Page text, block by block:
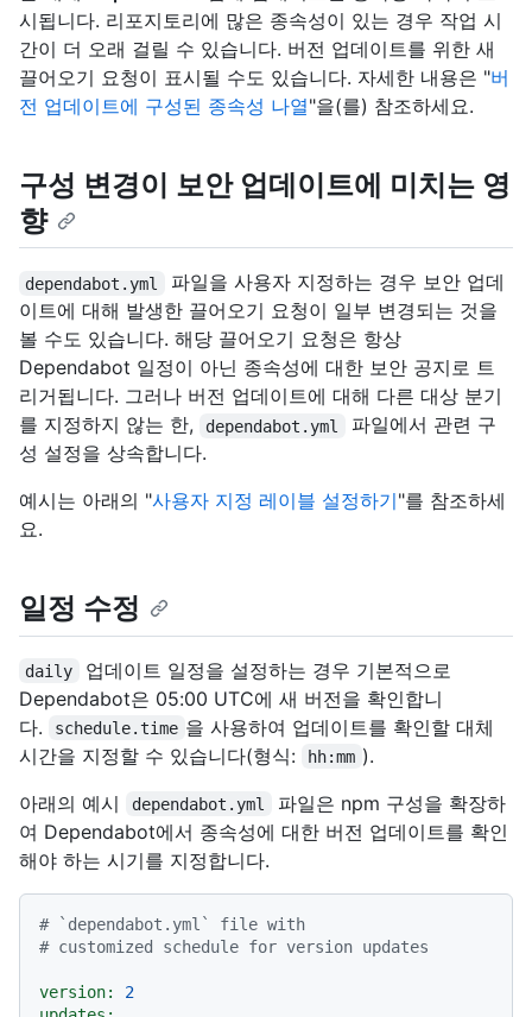
시됩니다. 리포지토리에 많은 종속성이 있는 경우 작업 시
간이 더 오래 걸릴 수 있습니다. 버전 업데이트를 위한 새
끌어오기 요청이 표시될 수도 있습니다. 자세한 내용은 "버
전 업데이트에 구성된 종속성 나열"을(를) 참조하세요.
구성 변경이 보안 업데이트에 미치는 영
향
dependabot.yml
파일을 사용자 지정하는 경우 보안 업데
이트에 대해 발생한 끌어오기 요청이 일부 변경되는 것을
볼 수도 있습니다. 해당 끌어오기 요청은 항상
Dependabot 일정이 아닌 종속성에 대한 보안 공지로 트
리거됩니다. 그러나 버전 업데이트에 대해 다른 대상 분기
를 지정하지 않는 한,
dependabot.yml
파일에서 관련 구
성 설정을 상속합니다.
예시는 아래의 "사용자 지정 레이블 설정하기"를 참조하세
요.
일정 수정
daily
업데이트 일정을 설정하는 경우 기본적으로
Dependabot은 05:00 UTC에 새 버전을 확인합니
다.
schedule.time 을 사용하여 업데이트를 확인할 대체
시간을 지정할 수 있습니다(형식:
hh:mm ).
아래의 예시
dependabot.yml
파일은 npm 구성을 확장하
여 Dependabot에서 종속성에 대한 버전 업데이트를 확인
해야 하는 시기를 지정합니다.
# `dependabot.yml` file with
# customized schedule for version updates
version:
2